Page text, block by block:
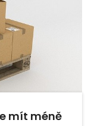
mít méně